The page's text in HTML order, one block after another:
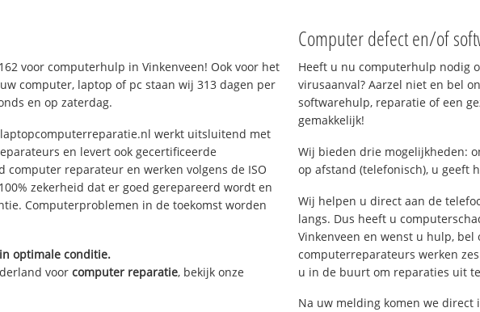
voor computerhulp in Vinkenveen! Ook voor het
computer, laptop of pc staan wij 313 dagen per
en op zaterdag.
laptopcomputerreparatie.nl werkt uitsluitend met
en levert ook gecertificeerde
computer reparateur en werken volgens de ISO
zekerheid dat er goed gerepareerd wordt en
Computerproblemen in de toekomst worden
optimale conditie.
voorcomputer reparatie, bekijk onze
Computer defect en/of
Heeft u nu computerhulp nodig
virusaanval? Aarzel niet en bel
softwarehulp, reparatie of een
gemakkelijk!
Wij bieden drie mogelijkheden:
op afstand (telefonisch), u geeft
Wij helpen u direct aan de
langs. Dus heeft u
Vinkenveen en wenst u hulp, bel
computerreparateurs werken
u in de buurt om reparaties uit
Na uw melding komen we direct